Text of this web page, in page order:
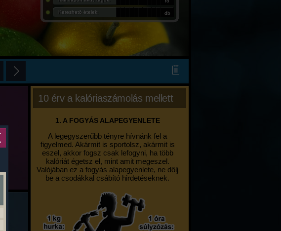
Kereshető ételek: db
10 érv a kalóriaszámolás mellett
1. A FOGYÁS ALAPEGYENLETE
A legegyszerűbb tényre hívnánk fel a
figyelmed. Akármit is sportolsz, akármit is
eszel, akkor fogsz csak lefogyni, ha több
kalóriát égetsz el, mint amit megeszel.
Valójában ez a fogyás alapegyenlete, ne dőlj
be a csodákkal csábító hirdetéseknek.